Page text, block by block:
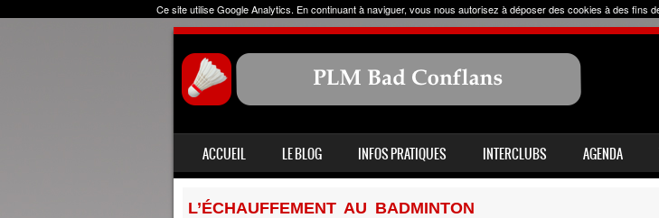
Ce site utilise Google Analytics. En continuant à naviguer, vous nous autorisez à déposer des cookies à des fins
MENU
ALLER AU CONTENU
ACCUEIL LE BLOG INFOS PRATIQUES INTERCLUBS AGENDA
L’ÉCHAUFFEMENT AU BADMINTON